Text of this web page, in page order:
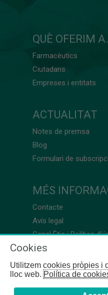
QUÈ OFERIM
Farmacèutics
Ciutadans
Empreses i entitats
ACTUALITAT
Notes de premsa
Blog
Formulari de
MÉS
Contacte
Avís legal
Canal Ètic i Política
Cookies
Utilitzem cookies pròpies i
lloc web.Política de